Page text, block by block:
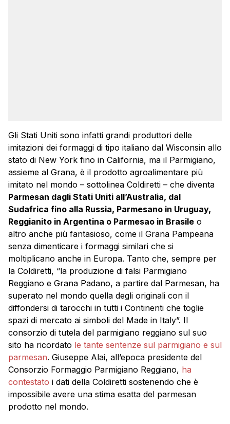
Gli Stati Uniti sono infatti grandi produttori delle
imitazioni dei formaggi di tipo italiano dal Wisconsin allo
stato di New York fino in California, ma il Parmigiano,
assieme al Grana, è il prodotto agroalimentare più
imitato nel mondo – sottolinea Coldiretti – che diventa
Parmesan dagli Stati Uniti all’Australia, dal
Sudafrica fino alla Russia, Parmesano in Uruguay,
Reggianito in Argentina o Parmesao in Brasile o
altro anche più fantasioso, come il Grana Pampeana
senza dimenticare i formaggi similari che si
moltiplicano anche in Europa. Tanto che, sempre per
la Coldiretti, “la produzione di falsi Parmigiano
Reggiano e Grana Padano, a partire dal Parmesan, ha
superato nel mondo quella degli originali con il
diffondersi di tarocchi in tutti i Continenti che toglie
spazi di mercato ai simboli del Made in Italy”. Il
consorzio di tutela del parmigiano reggiano sul suo
sito ha ricordato le tante sentenze sul parmigiano e sul
parmesan. Giuseppe Alai, all’epoca presidente del
Consorzio Formaggio Parmigiano Reggiano, ha
contestato i dati della Coldiretti sostenendo che è
impossibile avere una stima esatta del parmesan
prodotto nel mondo.